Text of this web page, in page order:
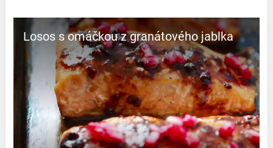
Losos s omáčkou z granátového jablka